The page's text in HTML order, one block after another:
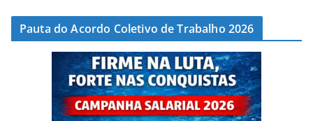
Pauta do Acordo Coletivo de Trabalho 2026